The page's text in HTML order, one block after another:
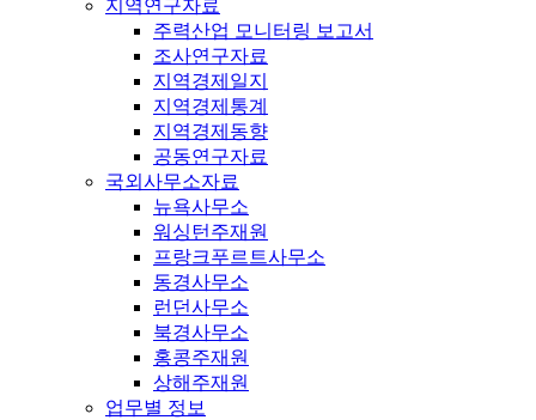
지역연구자료
주력산업 모니터링 보고서
조사연구자료
지역경제일지
지역경제통계
지역경제동향
공동연구자료
국외사무소자료
뉴욕사무소
워싱턴주재원
프랑크푸르트사무소
동경사무소
런던사무소
북경사무소
홍콩주재원
상해주재원
업무별 정보